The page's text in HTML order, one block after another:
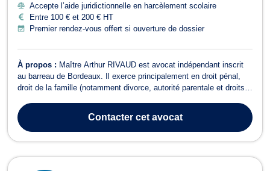
Accepte l’aide juridictionnelle en harcèlement scolaire
Entre 100 € et 200 € HT
Premier rendez-vous offert si ouverture de dossier
À propos : Maître Arthur RIVAUD est avocat indépendant inscrit
au barreau de Bordeaux. Il exerce principalement en droit pénal,
droit de la famille (notamment divorce, autorité parentale et droits
accompagne ses clients avec compétence et clarté, que ce soit
pour des co...
Contactercet avocat